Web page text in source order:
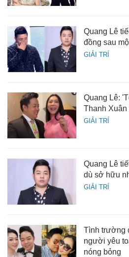
GIẢI TRÍ
Quang Lê
đồng sau
GIẢI TRÍ
Quang Lê:
Thanh
GIẢI TRÍ
Quang Lê
dù sở hữu
Tình trường
người yêu
nóng bỏng